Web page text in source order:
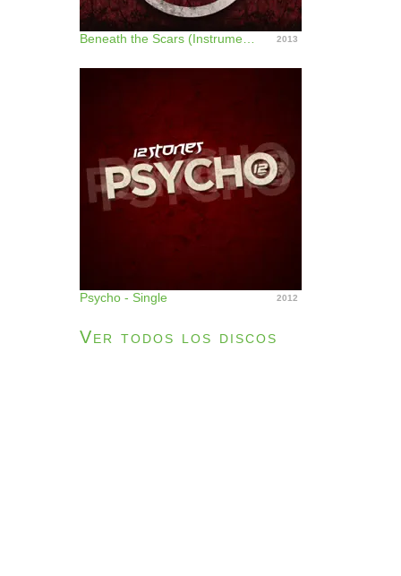
2013
Psycho - Single 2012
Ver todos los discos